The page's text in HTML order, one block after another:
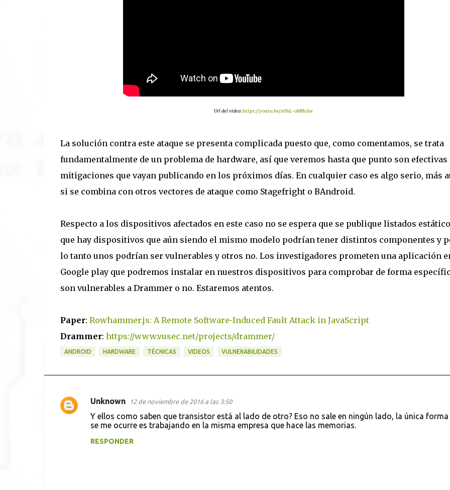
Url del video:https://youtu.be/x6hL-obNhAw
La solución contra este ataque se presenta complicada puesto que, como comentamos, se trata
fundamentalmente de un problema de hardware, así que veremos hasta que punto son efectivas
mitigaciones que vayan publicando en los próximos días. En cualquier caso es algo serio, más
si se combina con otros vectores de ataque como Stagefright o BAndroid.
Respecto a los dispositivos afectados en este caso no se espera que se publique listados
que hay dispositivos que aún siendo el mismo modelo podrían tener distintos componentes y
lo tanto unos podrían ser vulnerables y otros no. Los investigadores prometen una aplicación
Google play que podremos instalar en nuestros dispositivos para comprobar de forma
son vulnerables a Drammer o no. Estaremos atentos.
Paper: Rowhammer.js: A Remote Software-Induced Fault Attack in JavaScript
Drammer: https://www.vusec.net/projects/drammer/
ANDROID HARDWARE TÉCNICAS VIDEOS VULNERABILIDADES
C
Unknown 12 de noviembre de 2016 a las 3:50
Y ellos como saben que transistor está al lado de otro? Eso no sale en ningún lado, la única forma
se me ocurre es trabajando en la misma empresa que hace las memorias.
RESPONDER